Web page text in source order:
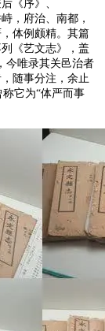
《序》、
，府治、南都，
体例颇精。其篇
《艺文志》，盖
今唯录其关邑治者
随事分注，余止
它为“体严而事